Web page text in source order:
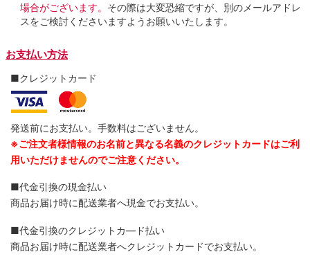
場合がございます。 その際は大変恐縮ですが、別のメールアドレ
スをご検討くださいますようお願いいたします。
お支払い方法
■クレジットカード
発送前にお支払い。手数料はございません。
※ご注文者様情報のお名前と異なる名義のクレジットカードはご利
用いただけませんのでご注意ください。
■代金引換の現金払い
商品お届け時に配送業者へ現金でお支払い。
■代金引換のクレジットカ―ド払い
商品お届け時に配送業者へクレジットカードでお支払い。